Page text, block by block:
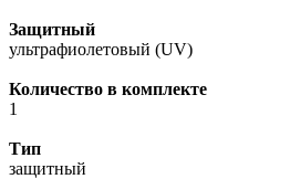
Защитный
ультрафиолетовый (UV)
Количество в комплекте
1
Тип
защитный